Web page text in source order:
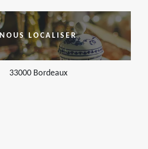
NOUS LOCALISER
33000 Bordeaux